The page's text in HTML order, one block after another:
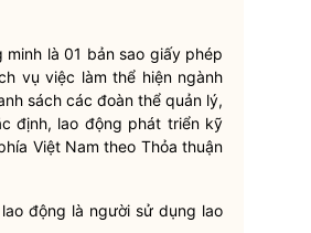
là 01 bản sao giấy phép
vụ việc làm thể hiện ngành
sách các đoàn thể quản lý,
định, lao động phát triển kỹ
Việt Nam theo Thỏa thuận
động là người sử dụng lao